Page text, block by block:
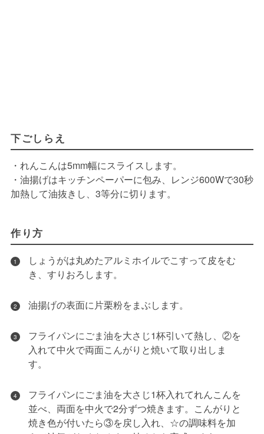
下ごしらえ
・れんこんは5mm幅にスライスします。
・油揚げはキッチンペーパーに包み、レンジ600Wで30秒
加熱して油抜きし、3等分に切ります。
作り方
1
しょうがは丸めたアルミホイルでこすって皮をむ
き、すりおろします。
2 油揚げの表面に片栗粉をまぶします。
3
フライパンにごま油を大さじ1杯引いて熱し、②を
入れて中火で両面こんがりと焼いて取り出しま
す。
4
フライパンにごま油を大さじ1杯入れてれんこんを
並べ、両面を中火で2分ずつ焼きます。こんがりと
焼き色が付いたら③を戻し入れ、☆の調味料を加